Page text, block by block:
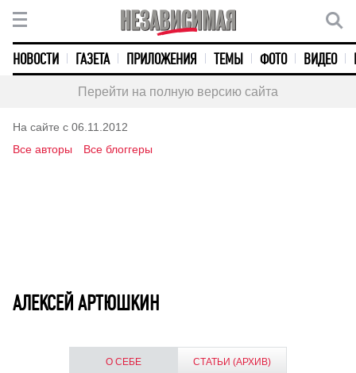
НОВОСТИ ГАЗЕТА ПРИЛОЖЕНИЯ ТЕМЫ ФОТО ВИДЕО
Перейти на полную версию сайта
На сайте с 06.11.2012
Все авторы
Все блоггеры
АЛЕКСЕЙ АРТЮШКИН
О СЕБЕ СТАТЬИ (АРХИВ)